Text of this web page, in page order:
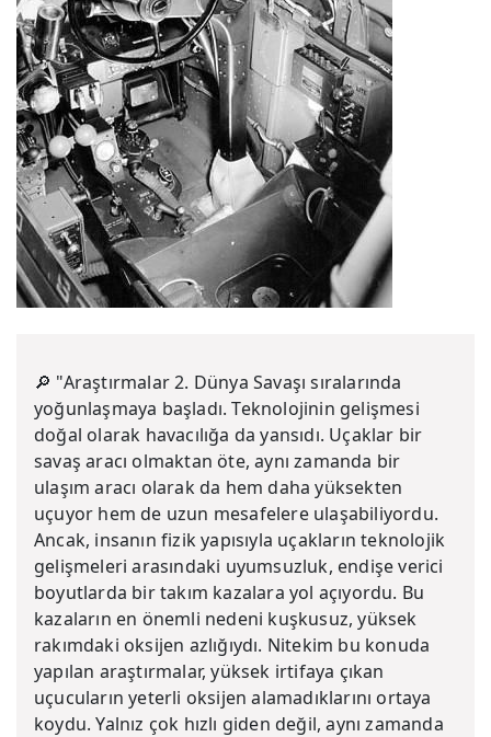
🔎 "Araştırmalar 2. Dünya Savaşı sıralarında
yoğunlaşmaya başladı. Teknolojinin gelişmesi
doğal olarak havacılığa da yansıdı. Uçaklar bir
savaş aracı olmaktan öte, aynı zamanda bir
ulaşım aracı olarak da hem daha yüksekten
uçuyor hem de uzun mesafelere ulaşabiliyordu.
Ancak, insanın fizik yapısıyla uçakların teknolojik
gelişmeleri arasındaki uyumsuzluk, endişe verici
boyutlarda bir takım kazalara yol açıyordu. Bu
kazaların en önemli nedeni kuşkusuz, yüksek
rakımdaki oksijen azlığıydı. Nitekim bu konuda
yapılan araştırmalar, yüksek irtifaya çıkan
uçucuların yeterli oksijen alamadıklarını ortaya
koydu. Yalnız çok hızlı giden değil, aynı zamanda